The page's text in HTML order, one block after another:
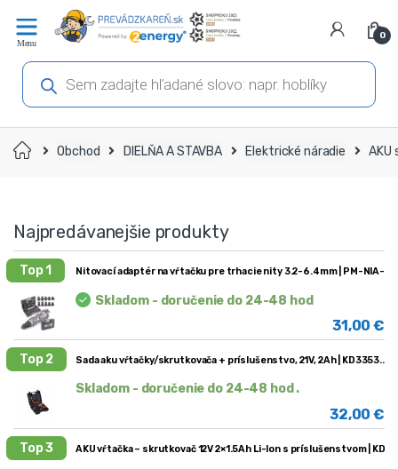
navigáciu
obsah
0
Products
search
Domov Obchod DIELŇA A STAVBA Elektrické náradie
Najpredávanejšie produkty
Top 1 Nitovací adaptér na vŕtačku pre trhacie nity 3.2-6.4mm | PM-NIA-
31,00€
Skladom - doručenie do 24-48 hod
Top 2 Sada aku vŕtačky/skrutkovača + príslušenstvo, 21V, 2Ah | KD3353
32,00€
Skladom - doručenie do 24-48 hod .
Top 3 AKU vŕtačka – skrutkovač 12V 2×1.5Ah Li-Ion s príslušenstvom |